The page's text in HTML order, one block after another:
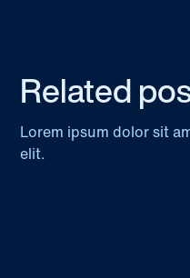
Related
Lorem ipsum dolor sit
elit.